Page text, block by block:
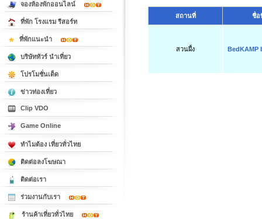
สถานที่ ชื่อ
สวนผึ้ง BedKAMP
จองห้องพักออนไลน์
ที่พัก โรงแรม รีสอร์ท
ที่พักแนะนำ
บริษัททัวร์ นำเที่ยว
โปรโมชั่นเด็ด
ข่าวท่องเที่ยว
Clip VDO
Game Online
ทำไมต้อง เที่ยวทั่วไทย
ติดต่อลงโฆษณา
ติดต่อเรา
ร่วมงานกับเรา
ร้านค้าเที่ยวทั่วไทย